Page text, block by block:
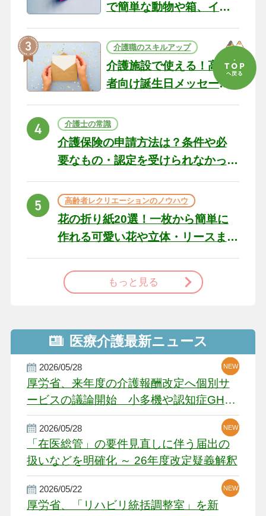
で簡単な動物や箱、イン
介護職のスキルアップ
介護施設で使える！高齢
者向け誕生日メッセージ
ト
介護士の常識
介護保険の申請方法は？条件や必
要なもの・認定を受けられなかっ
高齢者レクリエーションのノウハウ
花の折り紙20選！一枚から簡単に
作れる可愛い花や立体・リースま
もっと見る
医療介護最新ニュース
2026/05/28
厚労省、来年度の介護報酬改定へ個別サ
ービスの議論開始 小多機や認知症GH、
厳しい経営環境に危機感
NEW
NEW
NEW
2026/05/28
「在医総管」の要件見直しに伴う届出の
扱いなどを明確化 ～ 26年度改定疑義解釈
NEW
NEW
2026/05/22
厚労省、「リハビリ統括調整室」を新
NEW